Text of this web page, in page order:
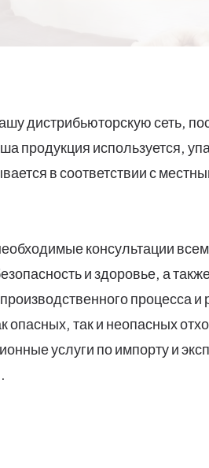
дистрибьюторскую сеть,
продукция используется,
в соответствии с
консультации
и здоровье, а
процесса
опасных, так и неопасных
услуги по импорту и